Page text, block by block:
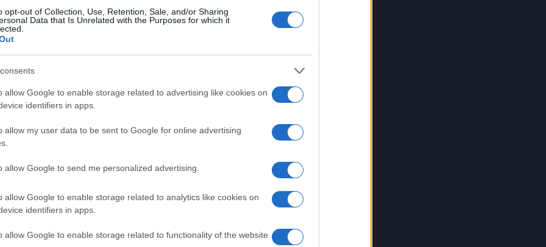
opt-out of Collection, Use, Retention, Sale, and/or Sharing
Data that Is Unrelated with the Purposes for which it
allow Google to enable storage related to advertising like cookies on
identifiers in apps.
allow my user data to be sent to Google for online advertising
allow Google to send me personalized advertising.
allow Google to enable storage related to analytics like cookies on
identifiers in apps.
allow Google to enable storage related to functionality of the website
??? ?????????̀ ?? ???? ??? ?? ???????? ?’??????????.
dalle creature ancestrali che strisciano nell’ombra dei
esoterico del Natale. Nel folklore popolare più oscuro,
dal punto di vista magico. È un momento unico
ombre che si aggirano di notte, sussurrando
L’evento partirà alle ore 13 con un pranzo in cantina,
e alle 18.30 lo spettacolo finale. Per partecipare
l’email sgurgolaproloco@gmail.com o tramite
a Roma per domani
Successiva